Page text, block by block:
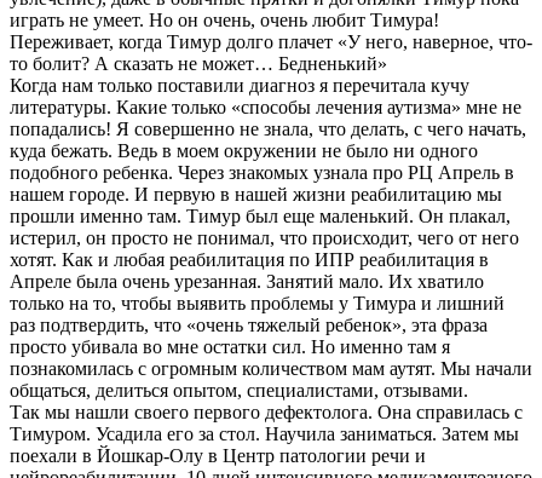
играть не умеет. Но он очень, очень любит Тимура!
Переживает, когда Тимур долго плачет «У него, наверное, что-
то болит? А сказать не может… Бедненький»
Когда нам только поставили диагноз я перечитала кучу
литературы. Какие только «способы лечения аутизма» мне не
попадались! Я совершенно не знала, что делать, с чего начать,
куда бежать. Ведь в моем окружении не было ни одного
подобного ребенка. Через знакомых узнала про РЦ Апрель в
нашем городе. И первую в нашей жизни реабилитацию мы
прошли именно там. Тимур был еще маленький. Он плакал,
истерил, он просто не понимал, что происходит, чего от него
хотят. Как и любая реабилитация по ИПР реабилитация в
Апреле была очень урезанная. Занятий мало. Их хватило
только на то, чтобы выявить проблемы у Тимура и лишний
раз подтвердить, что «очень тяжелый ребенок», эта фраза
просто убивала во мне остатки сил. Но именно там я
познакомилась с огромным количеством мам аутят. Мы начали
общаться, делиться опытом, специалистами, отзывами.
Так мы нашли своего первого дефектолога. Она справилась с
Тимуром. Усадила его за стол. Научила заниматься. Затем мы
поехали в Йошкар-Олу в Центр патологии речи и